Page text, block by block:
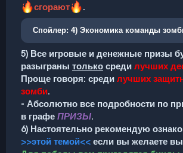
сгорают
.
Спойлер: 4) Экономика команды
5) Все игровые и денежные призы
разыграны только среди лучших
Проще говоря: среди лучших
зомби.
- Абсолютно все подробности по
в графе ПРИЗЫ.
6) Настоятельно рекомендую
>>этой темой<< если вы желаете